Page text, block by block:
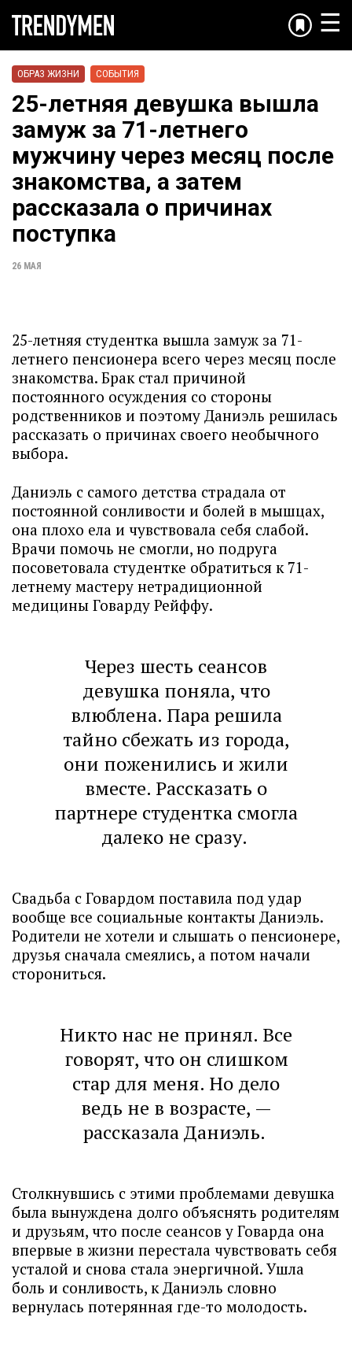
☰
ОБРАЗ ЖИЗНИ СОБЫТИЯ
25-летняя девушка вышла
замуж за 71-летнего
мужчину через месяц после
знакомства, а затем
рассказала о причинах
поступка
26 МАЯ
25-летняя студентка вышла замуж за 71-
летнего пенсионера всего через месяц после
знакомства. Брак стал причиной
постоянного осуждения со стороны
родственников и поэтому Даниэль решилась
рассказать о причинах своего необычного
выбора.
Даниэль с самого детства страдала от
постоянной сонливости и болей в мышцах,
она плохо ела и чувствовала себя слабой.
Врачи помочь не смогли, но подруга
посоветовала студентке обратиться к 71-
летнему мастеру нетрадиционной
медицины Говарду Рейффу.
Через шесть сеансов
девушка поняла, что
влюблена. Пара решила
тайно сбежать из города,
они поженились и жили
вместе. Рассказать о
партнере студентка смогла
далеко не сразу.
Свадьба с Говардом поставила под удар
вообще все социальные контакты Даниэль.
Родители не хотели и слышать о пенсионере,
друзья сначала смеялись, а потом начали
сторониться.
Никто нас не принял. Все
говорят, что он слишком
стар для меня. Но дело
ведь не в возрасте, —
рассказала Даниэль.
Столкнувшись с этими проблемами девушка
была вынуждена долго объяснять родителям
и друзьям, что после сеансов у Говарда она
впервые в жизни перестала чувствовать себя
усталой и снова стала энергичной. Ушла
боль и сонливость, к Даниэль словно
вернулась потерянная где-то молодость.